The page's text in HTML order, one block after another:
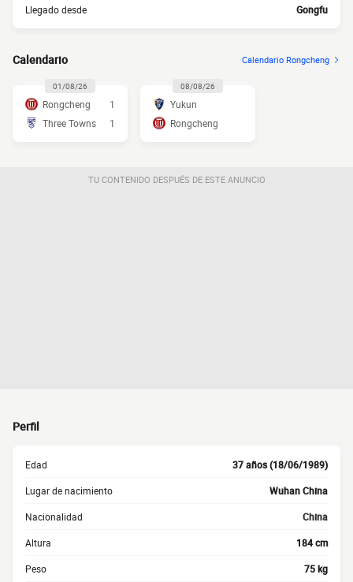
Llegado desde Gongfu
Calendario Calendario Rongcheng
01/08/26
Rongcheng
1
Three Towns
1
08/08/26
Yukun
Rongcheng
TU CONTENIDO DESPUÉS DE ESTE ANUNCIO
Perfil
Edad 37 años (18/06/1989)
Lugar de nacimiento Wuhan China
Nacionalidad China
Altura 184 cm
Peso 75 kg